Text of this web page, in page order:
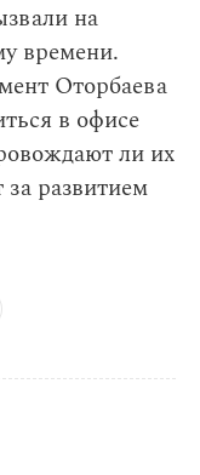
на
времени.
Оторбаева
в офисе
ли их
развитием